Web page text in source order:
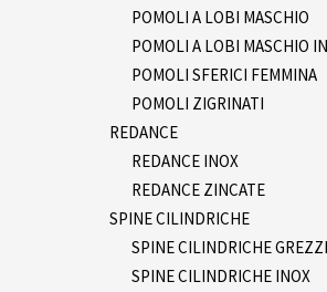
POMOLI A LOBI MASCHIO
POMOLI A LOBI MASCHIO
POMOLI SFERICI FEMMINA
POMOLI ZIGRINATI
REDANCE
REDANCE INOX
REDANCE ZINCATE
SPINE CILINDRICHE
SPINE CILINDRICHE
SPINE CILINDRICHE INOX